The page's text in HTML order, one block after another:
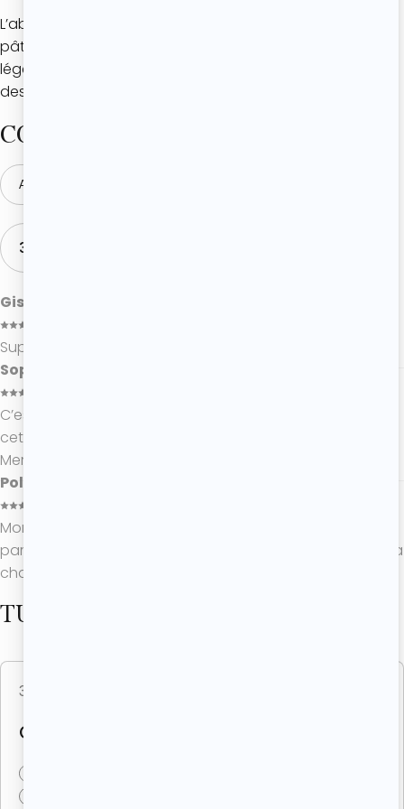
L’abricot est un fruit particulièrement apprécié en
pâtisserie grâce à son équilibre parfait entre douceur et
légère acidité. Il apporte beaucoup de fraîcheur aux
desserts tout en restant naturellement gourmand.
COMMENTAIRES
AJOUTER UN COMMENTAIRE
3 COMMENTAIRES
Gisèle
Super cool la recette
Sophia
C’est la saison des abricots, j’en ai profité pour tester
cette recette de moelleux à l’abricot et je suis conquise !
Merci beaucoup Roxane, moelleux comme j’aime
Poline
Mon fruit préféré est l’abricot, jai testé et ce fut un regal,
parfait pour l’été. Merci Roxane de nous régaler comme a
chaque fois
TU ADORERAS CES RECETTES
30 juillet 2026
GÂTEAU RENVERSÉ À L’ANANAS